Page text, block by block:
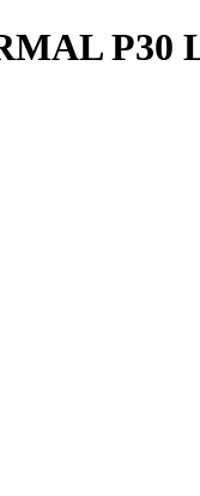
P30